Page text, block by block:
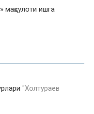
ишга
"Холтураев